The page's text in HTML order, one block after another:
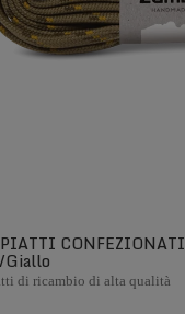
CONFEZIONATI
Giallo
di ricambio di alta qualità